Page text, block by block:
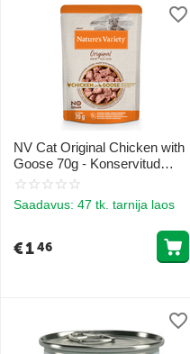
NV Cat Original Chicken with
Goose 70g - Konservitud
kana ja hane liha
Saadavus: 47 tk. tarnija laos
€146